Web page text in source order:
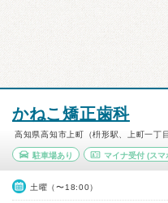
かねこ矯正歯科
高知県高知市上町（枡形駅、上町一丁
駐車場あり マイナ受付(スマ
土曜（〜18:00）